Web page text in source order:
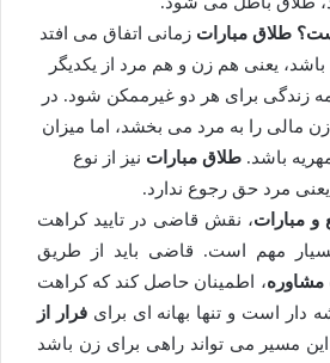
طلاق مبارات زمانی اتفاق می افتد
باشد، یعنی هم زن و هم مرد از یکدیگر
زندگی برای هر دو غیرممکن شود. در
زن مالی را به مرد می بخشد، اما میزان
باشد. طلاق مبارات نیز از نوع
مرد حق رجوع ندارد.
و مبارات، نقش قاضی در تایید کراهت
مهم است. قاضی باید از طریق
، اطمینان حاصل کند که کراهت
دار است و تنها بهانه ای برایفرار از
مسیر می تواند راهی برای زن باشد